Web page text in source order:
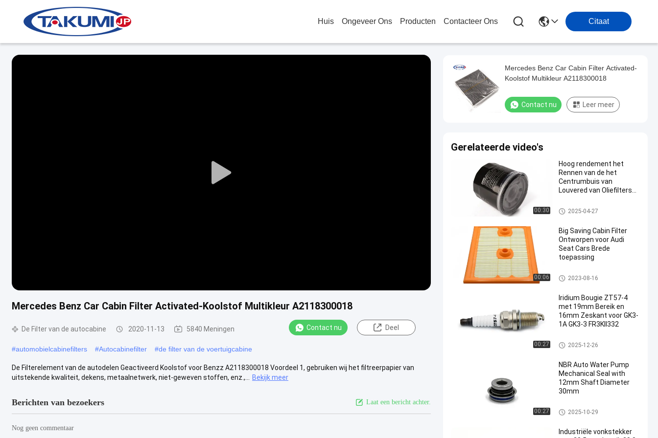
Huis Ongeveer Ons Producten Contacteer Ons Citaat
Play
Mercedes Benz Car Cabin Filter Activated-Koolstof Multikleur A2118300018
De Filter van de autocabine 2020-11-13 5840 Meningen Contact nu Deel
#automobielcabinefilters #Autocabinefilter #de filter van de voertuigcabine
De Filterelement van de autodelen Geactiveerd Koolstof voor Benzz A2118300018 Voordeel 1, gebruiken wij het filtreerpapier van
uitstekende kwaliteit, dekens, metaalnetwerk, niet-geweven stoffen, enz.,...
Bekijk meer
Berichten van bezoekers Laat een bericht achter.
Nog geen commentaar
Mercedes Benz Car Cabin Filter Activated-
Koolstof Multikleur A2118300018
Contact nu Leer meer
Gerelateerde video's
00:30
Hoog rendement het
Rennen van de het
Centrumbuis van
Louvered van Oliefilters
Stroomweerstand
de filter van de motorolie
2025-04-27
00:06
Big Saving Cabin Filter
Ontworpen voor Audi
Seat Cars Brede
toepassing
De Filter van de autocabine
2023-08-16
00:27
Iridium Bougie ZT57-4
met 19mm Bereik en
16mm Zeskant voor GK3-
1A GK3-3 FR3KII332
Generatorbougie
2025-12-26
00:27
NBR Auto Water Pump
Mechanical Seal with
12mm Shaft Diameter
30mm
De Mechanische Verbinding va
n de waterpomp
2025-10-29
Industriële vonkstekker